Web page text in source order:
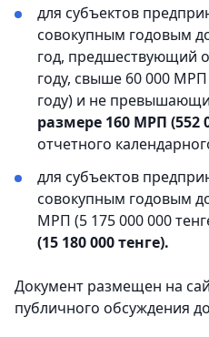
для субъектов
совокупным годовым
год, предшествующий
году, свыше 60 000 МРП
году) и не
размере 160 МРП (552
отчетного
для субъектов
совокупным годовым
МРП (5 175 000 000
(15 180 000 тенге).
Документ размещен на
публичного обсуждения